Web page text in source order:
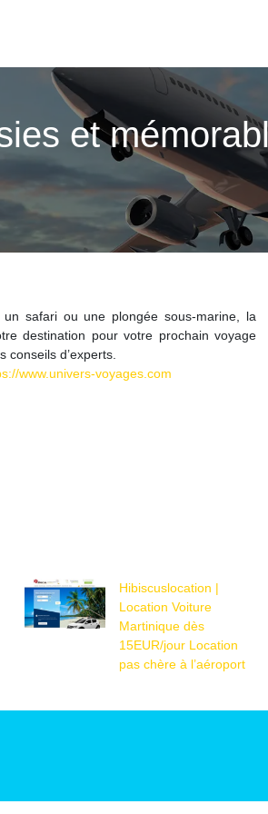
et
safari ou une plongée sous-marine, la
destination pour votre prochain voyage
conseils d’experts.
www.univers-voyages.com
Hibiscuslocation |
Location Voiture
Martinique dès
15EUR/jour Location
pas chère à l’aéroport